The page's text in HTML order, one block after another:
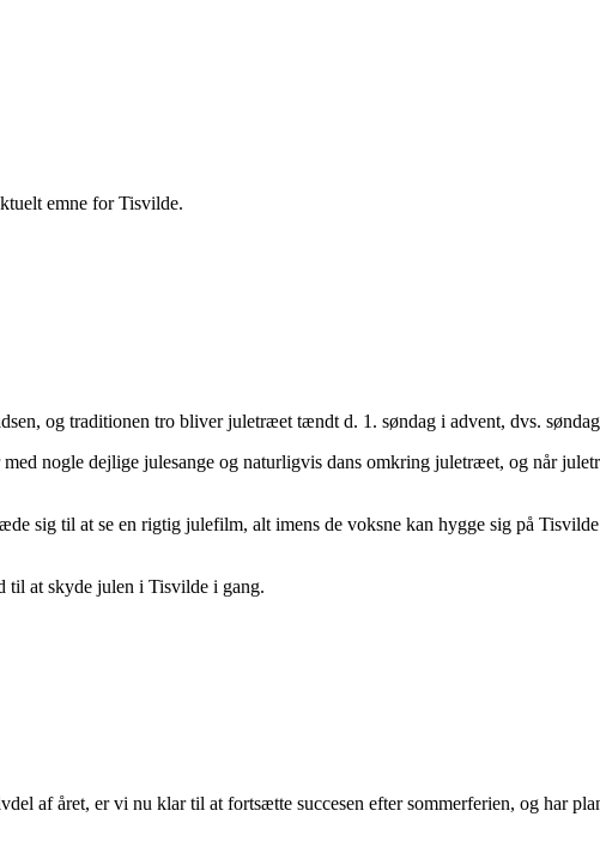
emne for Tisvilde.
og traditionen tro bliver juletræet tændt d. 1. søndag i advent, dvs.
nogle dejlige julesange og naturligvis dans omkring juletræet, og når
sig til at se en rigtig julefilm, alt imens de voksne kan hygge sig på
til at skyde julen i Tisvilde i gang.
af året, er vi nu klar til at fortsætte succesen efter sommerferien, og har